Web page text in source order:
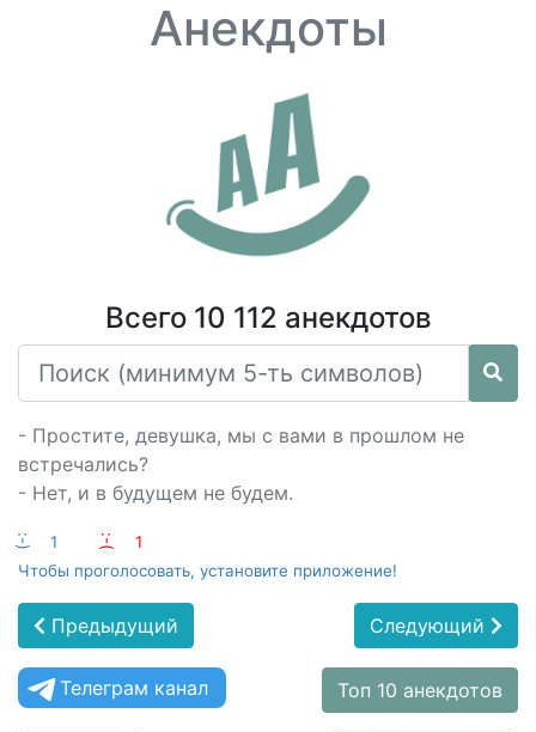
Анекдоты
Всего 10 112 анекдотов
- Простите, девушка, мы с вами в прошлом не
встречались?
- Нет, и в будущем не будем.
:-) 1 :-(
1
Чтобы проголосовать, установите приложение!
Предыдущий Следующий
Телеграм канал Топ 10 анекдотов